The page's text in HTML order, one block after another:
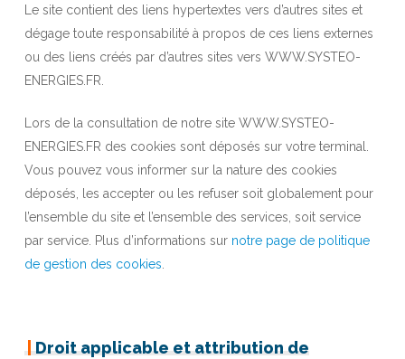
Le site contient des liens hypertextes vers d’autres sites et
dégage toute responsabilité à propos de ces liens externes
ou des liens créés par d’autres sites vers WWW.SYSTEO-
ENERGIES.FR.
Lors de la consultation de notre site WWW.SYSTEO-
ENERGIES.FR des cookies sont déposés sur votre terminal.
Vous pouvez vous informer sur la nature des cookies
déposés, les accepter ou les refuser soit globalement pour
l’ensemble du site et l’ensemble des services, soit service
par service. Plus d’informations sur notre page de politique
de gestion des cookies.
Droit applicable et attribution de